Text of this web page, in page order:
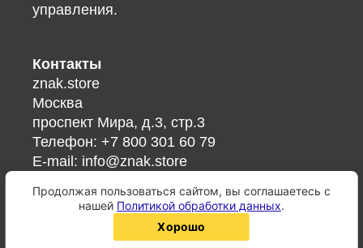
управления.
Контакты
znak.store
Москва
проспект Мира, д.3, стр.3
Телефон: +7 800 301 60 79
E-mail: info@znak.store
Ссылки
Справочник кодов/ГОСТов
QR-код онлайн
Продолжая пользоваться сайтом, вы соглашаетесь с
нашей Политикой обработки данных.
хорошо